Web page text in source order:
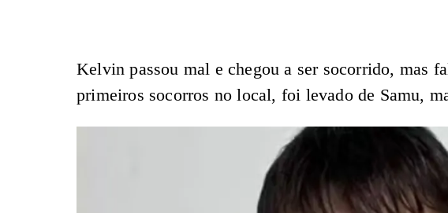
Kelvin passou mal e chegou a ser socorrido, mas
primeiros socorros no local, foi levado de Samu,